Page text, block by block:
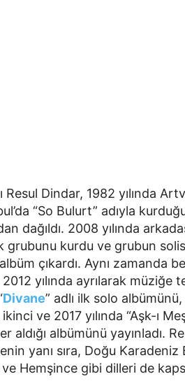
Resul Dindar, 1982 yılında
“So Bulurt” adıyla
dağıldı. 2008 yılında
kurdu ve grubun
çıkardı. Aynı zamanda
yılında ayrılarak müziğe
Divane” adlı ilk solo albümünü,
ikinci ve 2017 yılında “Aşk-ı
aldığı albümünü yayınladı.
yanı sıra, Doğu Karadeniz
Hemşince gibi dilleri de